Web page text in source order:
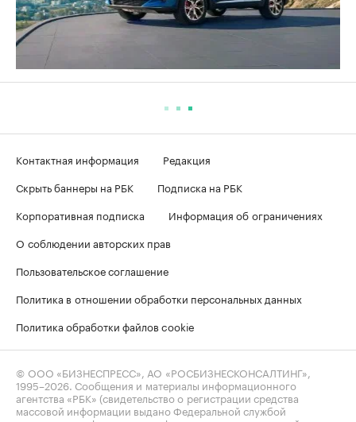
Контактная информация
Редакция
Скрыть баннеры на РБК
Подписка на РБК
Корпоративная подписка
Информация об ограничениях
О соблюдении авторских прав
Пользовательское соглашение
Политика в отношении обработки персональных данных
Политика обработки файлов cookie
© ООО «БИЗНЕСПРЕСС», АО «РОСБИЗНЕСКОНСАЛТИНГ»,
1995–2026. Сообщения и материалы информационного
агентства «РБК» (свидетельство о регистрации средства
массовой информации выдано Федеральной службой